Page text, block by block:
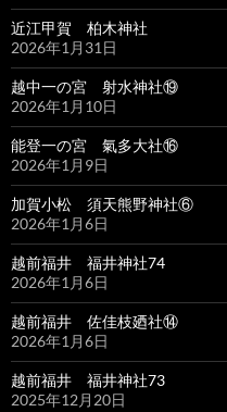
近江甲賀 柏木神社
2026年1月31日
越中一の宮 射水神社⑲
2026年1月10日
能登一の宮 氣多大社⑯
2026年1月9日
加賀小松 須天熊野神社⑥
2026年1月6日
越前福井 福井神社74
2026年1月6日
越前福井 佐佳枝廼社⑭
2026年1月6日
越前福井 福井神社73
2025年12月20日